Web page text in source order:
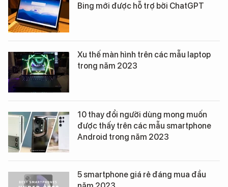
Bing mới được hỗ trợ bởi ChatGPT
Xu thế màn hình trên các mẫu laptop
trong năm 2023
10 thay đổi người dùng mong muốn
được thấy trên các mẫu smartphone
Android trong năm 2023
5 smartphone giá rẻ đáng mua đầu